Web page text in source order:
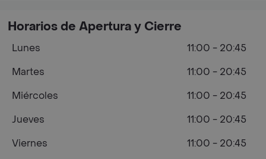
Horarios de Apertura y Cierre
Lunes
11:00 - 20:45
Martes
11:00 - 20:45
Miércoles
11:00 - 20:45
Jueves
11:00 - 20:45
Viernes
11:00 - 20:45